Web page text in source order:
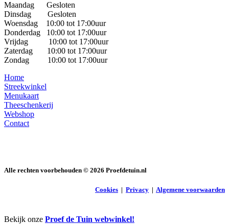
Maandag Gesloten
Dinsdag Gesloten
Woensdag 10:00 tot 17:00uur
Donderdag 10:00 tot 17:00uur
Vrijdag 10:00 tot 17:00uur
Zaterdag 10:00 tot 17:00uur
Zondag 10:00 tot 17:00uur
Home
Streekwinkel
Menukaart
Theeschenkerij
Webshop
Contact
Alle rechten voorbehouden © 2026 Proefdetuin.nl
Cookies | Privacy | Algemene voorwaarden
Close
Bekijk onze Proef de Tuin webwinkel!